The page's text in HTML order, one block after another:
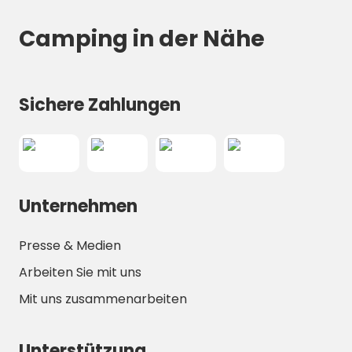
Camping in der Nähe
Sichere Zahlungen
Unternehmen
Presse & Medien
Arbeiten Sie mit uns
Mit uns zusammenarbeiten